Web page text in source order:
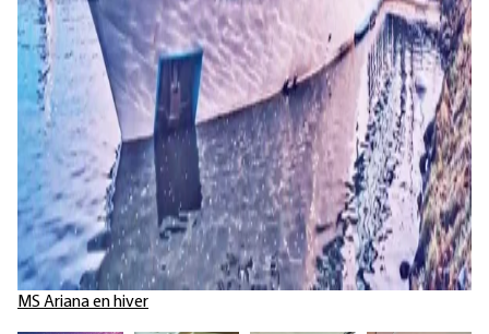
MS Ariana en hiver